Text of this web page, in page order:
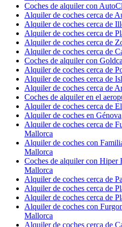
Coches de alquiler con
Alquiler de coches cerca de
Alquiler de coches cerca de
Alquiler de coches cerca de
Alquiler de coches cerca de
Alquiler de coches cerca de
Coches de alquiler con
Alquiler de coches cerca de
Alquiler de coches cerca de
Alquiler de coches cerca de
Coches de alquiler en el
Alquiler de coches cerca de
Alquiler de coches en Génova
Alquiler de coches cerca de
Mallorca
Alquiler de coches con
Mallorca
Coches de alquiler con Hiper
Mallorca
Alquiler de coches cerca de
Alquiler de coches cerca de
Alquiler de coches cerca de
Alquiler de coches con
Mallorca
Alquiler de coches cerca de